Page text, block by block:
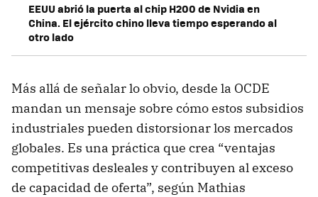
EEUU abrió la puerta al chip H200 de Nvidia en
China. El ejército chino lleva tiempo esperando al
otro lado
Más allá de señalar lo obvio, desde la OCDE
mandan un mensaje sobre cómo estos subsidios
industriales pueden distorsionar los mercados
globales. Es una práctica que crea “ventajas
competitivas desleales y contribuyen al exceso
de capacidad de oferta”, según Mathias